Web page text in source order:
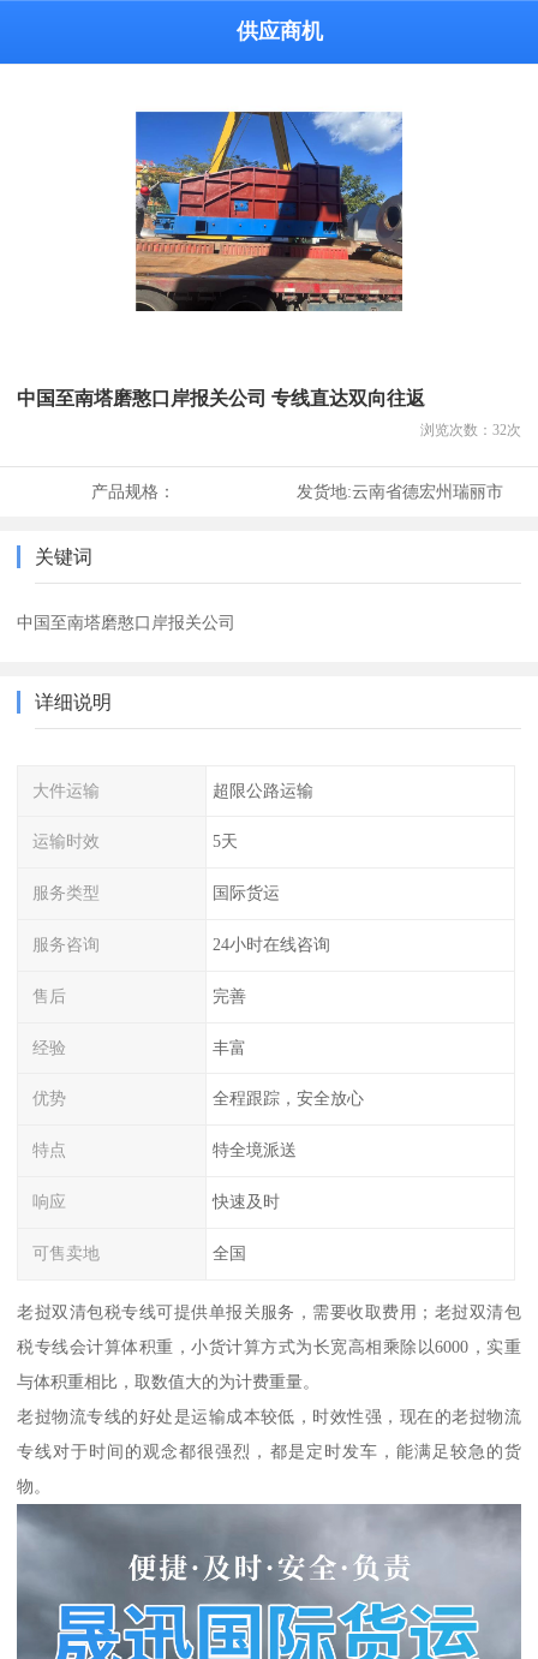
供应商机
中国至南塔磨憨口岸报关公司 专线直达双向往返
浏览次数： 32次
产品规格： 发货地:云南省德宏州瑞丽市
关键词
中国至南塔磨憨口岸报关公司
详细说明
大件运输 超限公路运输
运输时效 5天
服务类型 国际货运
服务咨询 24小时在线咨询
售后 完善
经验 丰富
优势 全程跟踪，安全放心
特点 特全境派送
响应 快速及时
可售卖地 全国
老挝双清包税专线可提供单报关服务，需要收取费用；老挝双清包
税专线会计算体积重，小货计算方式为长宽高相乘除以6000，实重
与体积重相比，取数值大的为计费重量。
老挝物流专线的好处是运输成本较低，时效性强，现在的老挝物流
专线对于时间的观念都很强烈，都是定时发车，能满足较急的货
物。